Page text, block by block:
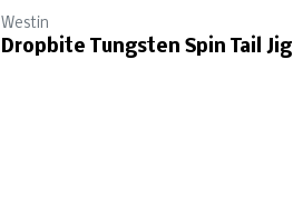
Westin
Dropbite Tungsten Spin Tail Jig